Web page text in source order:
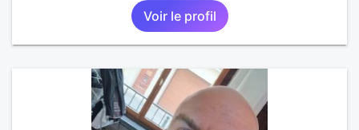
Voir le profil